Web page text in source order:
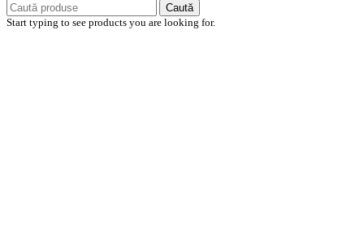
Caută
Start typing to see products you are looking for.